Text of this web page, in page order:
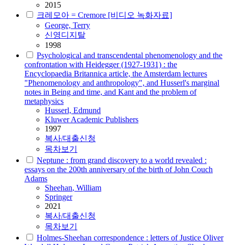
2015
크레모아 = Cremore [비디오 녹화자료]
George, Terry
신영디지탈
1998
Psychological and transcendental phenomenology and the
confrontation with Heidegger (1927-1931) : the
Encyclopaedia Britannica article, the Amsterdam lectures
"Phenomenology and anthropology", and Husserl's marginal
notes in Being and time, and Kant and the problem of
metaphysics
Husserl, Edmund
Kluwer Academic Publishers
1997
복사/대출신청
목차보기
Neptune : from grand discovery to a world revealed :
essays on the 200th anniversary of the birth of John Couch
Adams
Sheehan, William
Springer
2021
복사/대출신청
목차보기
Holmes-Sheehan correspondence : letters of Justice Oliver